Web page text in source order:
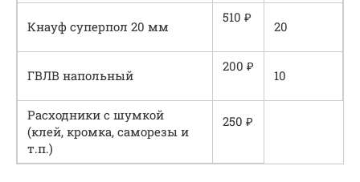
Кнауф суперпол 20 мм
510 ₽
20
ГВЛВ напольный
200 ₽
10
Расходники с шумкой
(клей, кромка, саморезы и
т.п.)
250 ₽